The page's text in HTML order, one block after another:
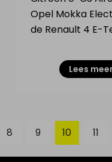
Opel Mokka
de Renault 4 E-
Lees
8 9 10 11